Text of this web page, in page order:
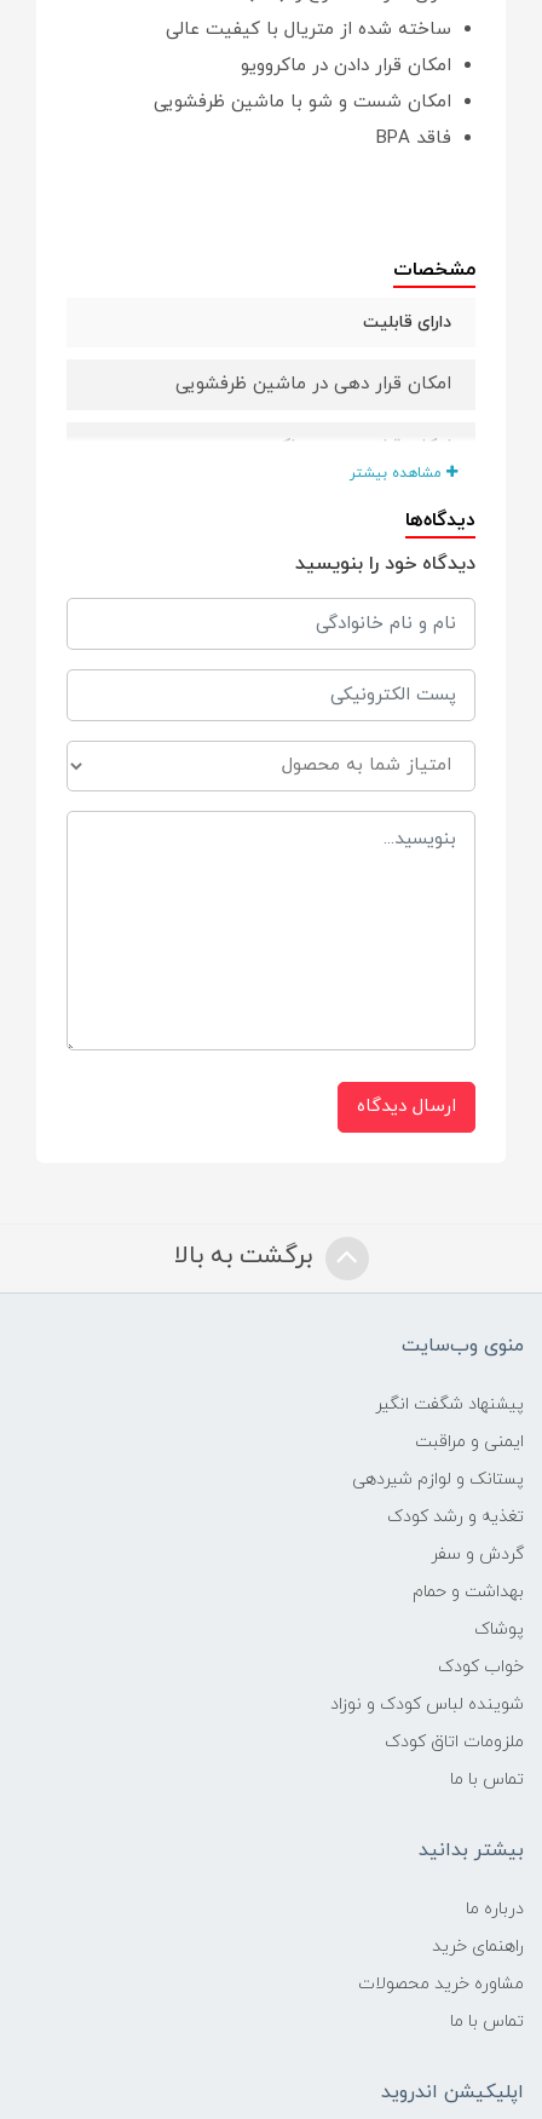
ساخته شده از متریال با کیفیت عالی
امکان قرار دادن در ماکروویو
امکان شست و شو با ماشین ظرفشویی
فاقد BPA
مشخصات
دارای قابلیت
امکان قرار دهی در ماشین ظرفشویی
امکان قرار دهی در ماکروویو
مشاهده بیشتر
دیدگاه‌ها
دیدگاه خود را بنویسید
ارسال دیدگاه
برگشت به بالا
منوی وب‌سایت
پیشنهاد شگفت انگیر
ایمنی و مراقبت
پستانک و لوازم شیردهی
تغذیه و رشد کودک
گردش و سفر
بهداشت و حمام
پوشاک
خواب کودک
شوینده لباس کودک و نوزاد
ملزومات اتاق کودک
تماس با ما
بیشتر بدانید
درباره ما
راهنمای خرید
مشاوره خرید محصولات
تماس با ما
اپلیکیشن اندروید